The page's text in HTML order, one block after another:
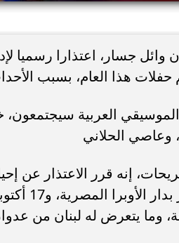
وائل جسار، اعتذارا رسميا
العربية سيجتمعون،
وعاصي الحلاني
إنه قرر الاعتذار عن
العربية،
وما يتعرض له لبنان من